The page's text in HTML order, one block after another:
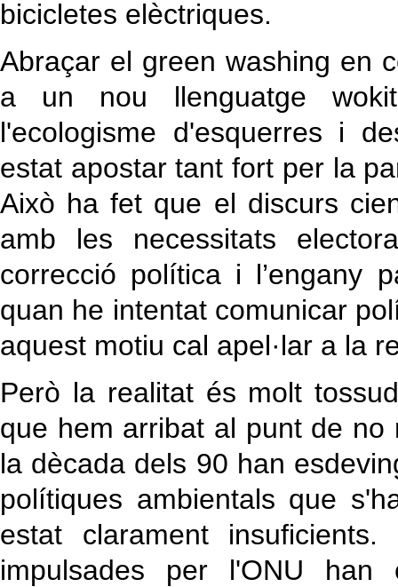
bicicletes elèctriques.
Abraçar el green washing en
a un nou llenguatge
l'ecologisme d'esquerres i
estat apostar tant fort per la
Això ha fet que el discurs
amb les necessitats
correcció política i l’engany
quan he intentat comunicar
aquest motiu cal apel·lar a la
Però la realitat és molt
que hem arribat al punt de
la dècada dels 90 han
polítiques ambientals que
estat clarament
impulsades per l'ONU han